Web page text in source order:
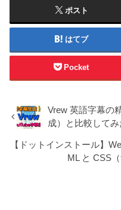
ポスト
はてブ
Pocket
Vrew 英語字幕の
成）と比較してみ
【ドットインストール】
ML と CSS